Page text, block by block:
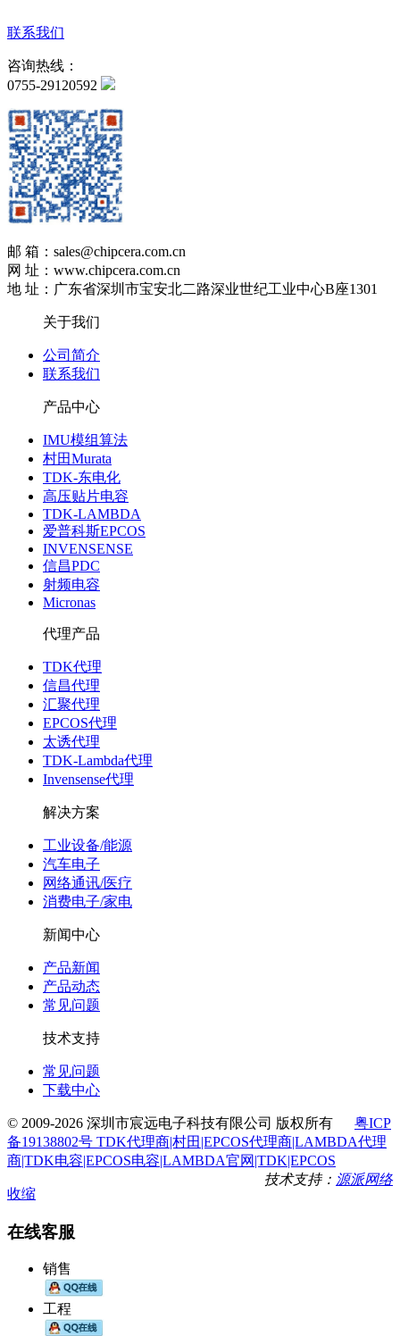
联系我们
咨询热线：
0755-29120592
邮 箱：sales@chipcera.com.cn
网 址：www.chipcera.com.cn
地 址：广东省深圳市宝安北二路深业世纪工业中心B座1301
关于我们
公司简介
联系我们
产品中心
IMU模组算法
村田Murata
TDK-东电化
高压贴片电容
TDK-LAMBDA
爱普科斯EPCOS
INVENSENSE
信昌PDC
射频电容
Micronas
代理产品
TDK代理
信昌代理
汇聚代理
EPCOS代理
太诱代理
TDK-Lambda代理
Invensense代理
解决方案
工业设备/能源
汽车电子
网络通讯/医疗
消费电子/家电
新闻中心
产品新闻
产品动态
常见问题
技术支持
常见问题
下载中心
© 2009-2026 深圳市宸远电子科技有限公司 版权所有 粤ICP
备19138802号 TDK代理商|村田|EPCOS代理商|LAMBDA代理
商|TDK电容|EPCOS电容|LAMBDA官网|TDK|EPCOS
技术支持： 源派网络
收缩
在线客服
销售
工程